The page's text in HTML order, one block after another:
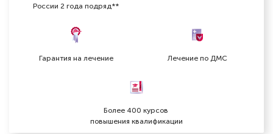
России 2 года подряд**
Гарантия на лечение Лечение по ДМС
Более 400 курсов
повышения квалификации